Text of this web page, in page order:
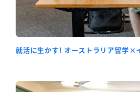
就活に生かす! オーストラリア留学×